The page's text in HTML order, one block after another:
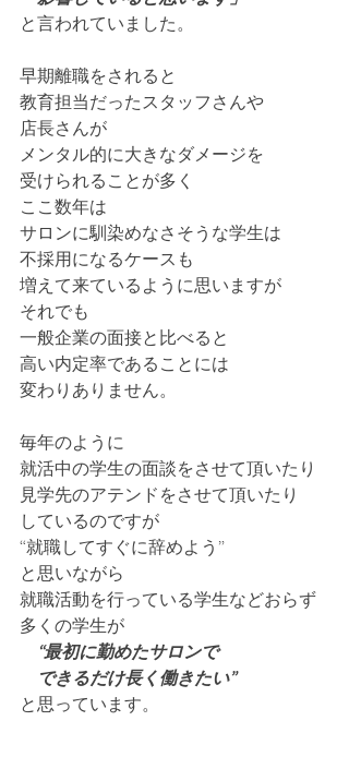
と言われていました。
早期離職をされると
教育担当だったスタッフさんや
店長さんが
メンタル的に大きなダメージを
受けられることが多く
ここ数年は
サロンに馴染めなさそうな学生は
不採用になるケースも
増えて来ているように思いますが
それでも
一般企業の面接と比べると
高い内定率であることには
変わりありません。
毎年のように
就活中の学生の面談をさせて頂いたり
見学先のアテンドをさせて頂いたり
しているのですが
“就職してすぐに辞めよう”
と思いながら
就職活動を行っている学生などおらず
多くの学生が
“最初に勤めたサロンで
できるだけ長く働きたい”
と思っています。